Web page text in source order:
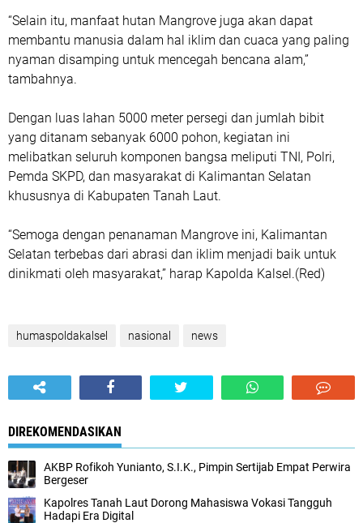
“Selain itu, manfaat hutan Mangrove juga akan dapat
membantu manusia dalam hal iklim dan cuaca yang paling
nyaman disamping untuk mencegah bencana alam,”
tambahnya.
Dengan luas lahan 5000 meter persegi dan jumlah bibit
yang ditanam sebanyak 6000 pohon, kegiatan ini
melibatkan seluruh komponen bangsa meliputi TNI, Polri,
Pemda SKPD, dan masyarakat di Kalimantan Selatan
khususnya di Kabupaten Tanah Laut.
“Semoga dengan penanaman Mangrove ini, Kalimantan
Selatan terbebas dari abrasi dan iklim menjadi baik untuk
dinikmati oleh masyarakat,” harap Kapolda Kalsel.(Red)
humaspoldakalsel nasional news
DIREKOMENDASIKAN
AKBP Rofikoh Yunianto, S.I.K., Pimpin Sertijab Empat Perwira
Bergeser
Kapolres Tanah Laut Dorong Mahasiswa Vokasi Tangguh
Hadapi Era Digital